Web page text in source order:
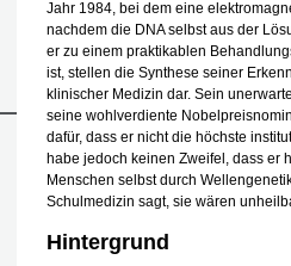
Jahr 1984, bei dem eine
nachdem die DNA selbst aus der
er zu einem praktikablen
ist, stellen die Synthese seiner
klinischer Medizin dar. Sein
seine wohlverdiente
dafür, dass er nicht die höchste
habe jedoch keinen Zweifel, dass er
Menschen selbst durch
Schulmedizin sagt, sie wären
Hintergrund